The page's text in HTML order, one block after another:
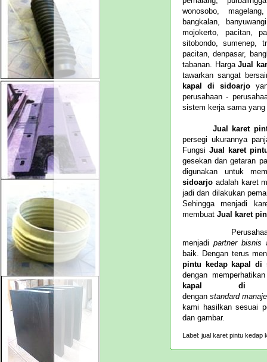
wonosobo,
bangkalan,
mojokerto, pacitan,
sitobondo, sumenep,
pacitan, denpasar,
tabanan. HargaJual
tawarkan sangat
kapal di sidoarjo
perusahaan -
sistem kerja sama
Jual karet
persegi ukurannya
Fungsi Jual karet
gesekan dan getaran
digunakan untuk
sidoarjo adalah karet
jadi dan dilakukan
Sehingga menjadi
membuat Jual karet
Perusahaan
menjadi partner bisnis
baik. Dengan terus
pintu kedap kapal
dengan
kapal di
dengan standard
kami hasilkan sesuai
dan gambar.
Label: jual karet pintu kedap